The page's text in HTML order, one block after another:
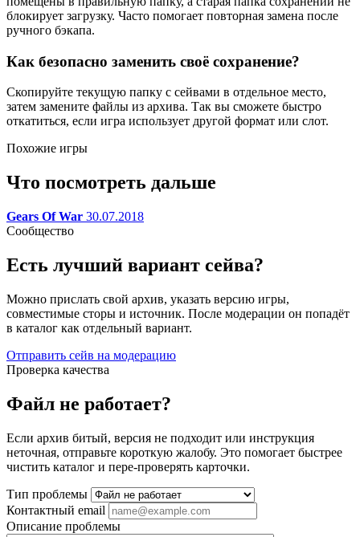
блокирует загрузку. Часто помогает повторная замена после
ручного бэкапа.
Как безопасно заменить своё сохранение?
Скопируйте текущую папку с сейвами в отдельное место,
затем замените файлы из архива. Так вы сможете быстро
откатиться, если игра использует другой формат или слот.
Похожие игры
Что посмотреть дальше
Gears Of War 30.07.2018
Сообщество
Есть лучший вариант сейва?
Можно прислать свой архив, указать версию игры,
совместимые сторы и источник. После модерации он попадёт
в каталог как отдельный вариант.
Отправить сейв на модерацию
Проверка качества
Файл не работает?
Если архив битый, версия не подходит или инструкция
неточная, отправьте короткую жалобу. Это помогает быстрее
чистить каталог и пере-проверять карточки.
Тип проблемы
Контактный email
Описание проблемы